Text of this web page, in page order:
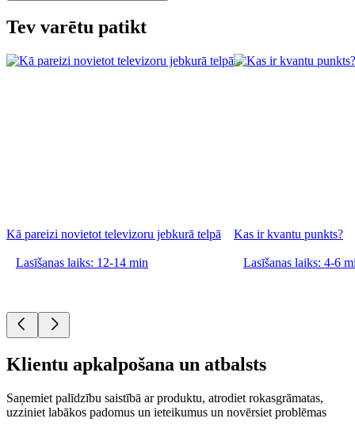
Tev varētu patikt
Kā pareizi novietot televizoru jebkurā telpā
Lasīšanas laiks: 12-14 min
Kas ir kvantu punkts?
Lasīšanas laiks: 4-6
Klientu apkalpošana un atbalsts
Saņemiet palīdzību saistībā ar produktu, atrodiet rokasgrāmatas,
uzziniet labākos padomus un ieteikumus un novērsiet problēmas